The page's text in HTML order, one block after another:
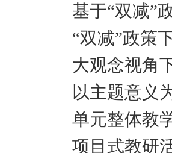
基于“双减”
“双减”政策
大观念视角
以主题意义
单元整体教
项目式教研